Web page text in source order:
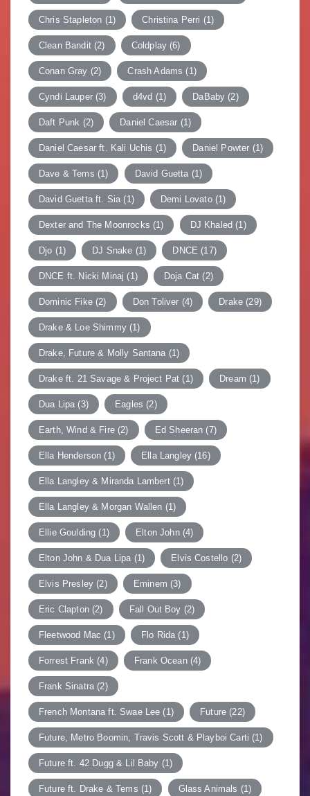
Chris Stapleton (1) Christina Perri (1)
Clean Bandit(2) Coldplay (6)
Conan Gray (2) Crash Adams (1)
Cyndi Lauper(3) d4vd (1) DaBaby (2)
Daft Punk (2) Daniel Caesar (1)
Daniel Caesar ft. Kali Uchis (1) Daniel Powter (1)
Dave & Tems (1) David Guetta (1)
David Guetta ft. Sia (1) Demi Lovato(1)
Dexter and The Moonrocks (1) DJ Khaled (1)
Djo (1) DJ Snake (1) DNCE (17)
DNCE ft. Nicki Minaj (1) Doja Cat (2)
Dominic Fike(2) Don Toliver (4) Drake (29)
Drake & Loe Shimmy(1)
Drake, Future & Molly Santana (1)
Drake ft. 21 Savage & Project Pat (1) Dream (1)
Dua Lipa (3) Eagles (2)
Earth, Wind & Fire(2) Ed Sheeran (7)
Ella Henderson (1) Ella Langley(16)
Ella Langley & Miranda Lambert(1)
Ella Langley & Morgan Wallen (1)
Ellie Goulding (1) Elton John(4)
Elton John & Dua Lipa (1) Elvis Costello (2)
Elvis Presley (2) Eminem (3)
Eric Clapton(2) Fall Out Boy (2)
Fleetwood Mac (1) Flo Rida (1)
Forrest Frank (4) Frank Ocean(4)
Frank Sinatra (2)
French Montana ft. Swae Lee (1) Future (22)
Future, Metro Boomin, Travis Scott & Playboi Carti (1)
Future ft. 42 Dugg & Lil Baby (1)
Future ft. Drake & Tems (1) Glass Animals (1)